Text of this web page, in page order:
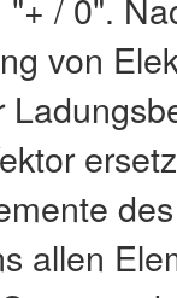
von
allen